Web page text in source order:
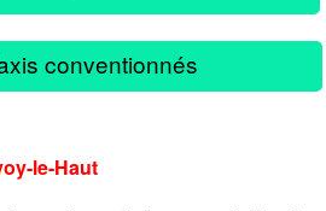
conventionnés
le-Haut